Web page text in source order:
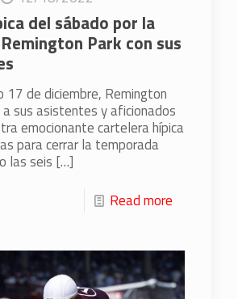
del sábado por la
Park con sus
17 de diciembre, Remington
sus asistentes y aficionados
emocionante cartelera hípica
para cerrar la temporada
las seis […]
Read more